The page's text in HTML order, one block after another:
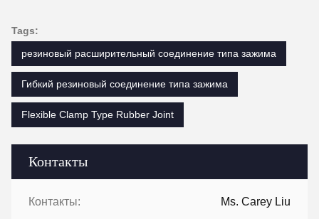
Контакты
Контакты: Ms. Carey Liu
Tags:
резиновый расширительный соединение типа зажима
Гибкий резиновый соединение типа зажима
Flexible Clamp Type Rubber Joint